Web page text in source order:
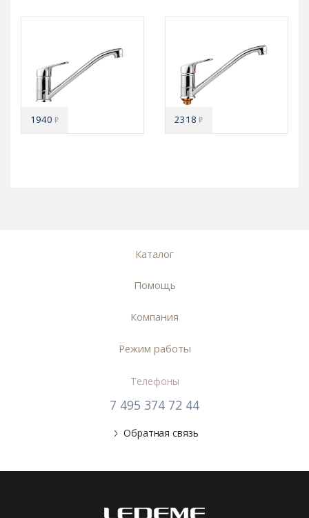
1940₽ 2318₽
Каталог
Помощь
Компания
Режим работы
Телефоны
7 495 374 72 44
Обратная связь